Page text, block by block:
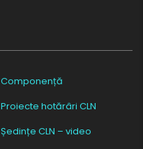
Componență
Proiecte hotărâri CLN
Ședințe CLN – video